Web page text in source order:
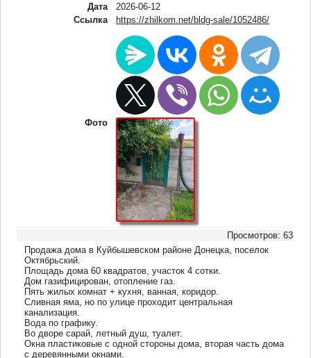
Дата
2026-06-12
Ссылка
https://zhilkom.net/bldg-sale/1052486/
Фото
Просмотров: 63
Продажа дома в Куйбышевском районе Донецка, поселок
Октябрьский.
Площадь дома 60 квадратов, участок 4 сотки.
Дом газифицирован, отопление газ.
Пять жилых комнат + кухня, ванная, коридор.
Сливная яма, но по улице проходит центральная
канализация.
Вода по графику.
Во дворе сарай, летный душ, туалет.
Окна пластиковые с одной стороны дома, вторая часть дома
с деревянными окнами.